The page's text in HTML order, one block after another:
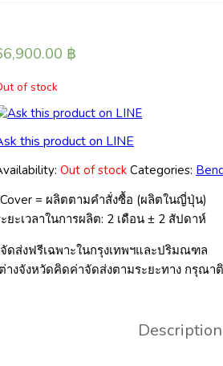
฿
of stock
this product on LINE
Out of stock Categories:
= ผลิตตามคำสั่งซื้อ (ผลิตในญี่ปุ่น)
ยะเวลาในการผลิต: 2 เดือน ± 2 สัปดาห์
ดส่งฟรีเฉพาะในกรุงเทพฯและปริมณฑล
างจังหวัดคิดค่าจัดส่งตามระยะทาง กรุณา
Description